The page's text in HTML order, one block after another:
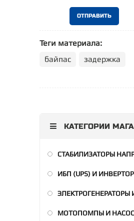
ОТПРАВИТЬ
Теги материала:
байпас
задержка
КАТЕГОРИИ
СТАБИЛИЗАТОРЫ
ИБП (UPS) И
ЭЛЕКТРОГЕНЕРАТОРЫ
МОТОПОМПЫ И